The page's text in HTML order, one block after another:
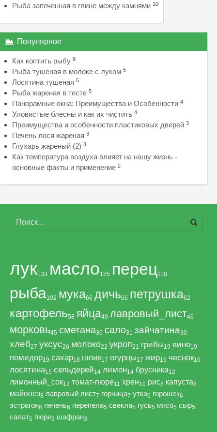
Рыба запеченная в глине между камнями 10
Популярное
Как коптить рыбу 9
Рыба тушеная в молоке с луком 5
Лосятина тушеная 5
Рыба жареная в тесте 5
Панорамные окна: Преимущества и Особенности 4
Уловистые блесны и как их чистить 4
Преимущества и особенности пластиковых дверей 3
Печень лося жареная 3
Глухарь жареный (2) 3
Как температура воздуха влияет на нашу жизнь -
основные факты и применение 2
лук133 масло125 перец118
рыба102 мука66 дичь66 петрушка62
картофель58 яйца49 лавровый_лист46
морковь45 сметана36 сало31 зайчатина30
хлеб27 уксус26 молоко22 укроп21 грибы19 вино19
помидор19 сахар18 шпик17 огурцы17 жир16 чеснок16
лосятина15 сельдерей14 лимон14 брусника12
лимонный_сок12 томат-пюре11 хрен10 рис8 капуста8
майонез8 лавровый лист7 горчица7 утка6 горошек6
эстрагон6 печень6 перепела5 свекла5 гусь5 мясо5 сыр5
салат5 пюре3 шафран3